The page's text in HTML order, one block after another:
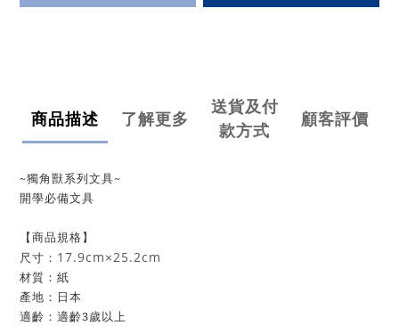
商品描述 了解更多
送貨及付
款方式
顧客評價
~獨角獸系列文具~
開學必備文具
【商品規格】
尺寸： 17.9cm×25.2cm
材質：紙
產地：日本
適齡：適齡3歲以上